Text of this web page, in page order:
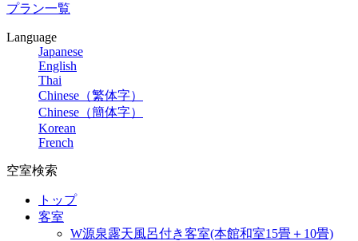
プラン一覧
Language
Japanese
English
Thai
Chinese（繁体字）
Chinese（簡体字）
Korean
French
空室検索
トップ
客室
W源泉露天風呂付き客室(本館和室15畳＋10畳)